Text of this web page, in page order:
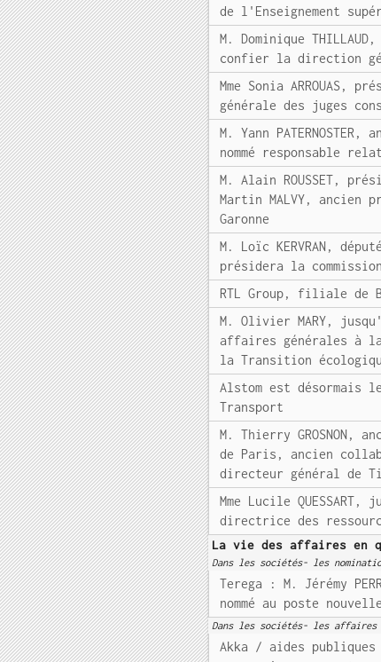
de l'Enseignement
M. Dominique
confier la direction
Mme Sonia
générale des juges
M. Yann
nommé responsable
M. Alain ROUSSET,
Martin MALVY, ancien
Garonne
M. Loïc KERVRAN,
présidera la
RTL Group, filiale de
M. Olivier MARY,
affaires générales à
la Transition
Alstom est désormais
Transport
M. Thierry GROSNON,
de Paris, ancien
directeur général de
Mme Lucile
directrice des
La vie des affaires en
Dans les sociétés- les
Terega : M. Jérémy
nommé au poste
Dans les sociétés- les affaires
Akka / aides